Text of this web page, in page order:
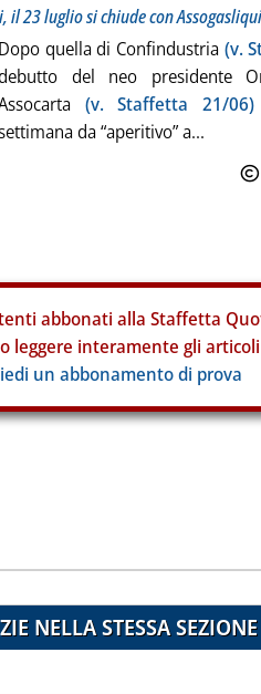
il 23 luglio si chiude con
Dopo quella di Confindustria (v.
del neo presidente
(v. Staffetta 21/06)
da “aperitivo” a...
abbonati alla Staffetta
leggere interamente gli
un abbonamento di prova
NELLA STESSA SEZIONE